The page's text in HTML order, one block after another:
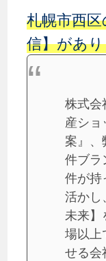
札幌市西
信】があ
株式会
産シ
案』、
件ブラ
件が持
活かし
未来
場以上
せる会